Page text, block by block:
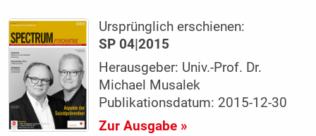
Ursprünglich erschienen:
SP 04|2015
Herausgeber: Univ.-Prof. Dr.
Michael Musalek
Publikationsdatum: 2015-12-30
Zur Ausgabe »